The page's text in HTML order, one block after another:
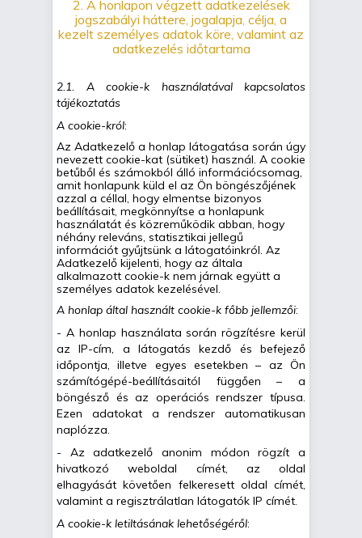
2. A honlapon végzett adatkezelések
jogszabályi háttere, jogalapja, célja, a
kezelt személyes adatok köre, valamint az
adatkezelés időtartama
2.1. A cookie-k használatával kapcsolatos
tájékoztatás
A cookie-król:
Az Adatkezelő a honlap látogatása során úgy
nevezett cookie-kat (sütiket) használ. A cookie
betűből és számokból álló információcsomag,
amit honlapunk küld el az Ön böngészőjének
azzal a céllal, hogy elmentse bizonyos
beállításait, megkönnyítse a honlapunk
használatát és közreműködik abban, hogy
néhány releváns, statisztikai jellegű
információt gyűjtsünk a látogatóinkról. Az
Adatkezelő kijelenti, hogy az általa
alkalmazott cookie-k nem járnak együtt a
személyes adatok kezelésével.
A honlap által használt cookie-k főbb jellemzői:
- A honlap használata során rögzítésre kerül
az IP-cím, a látogatás kezdő és befejező
időpontja, illetve egyes esetekben – az Ön
számítógépé-beállításaitól függően – a
böngésző és az operációs rendszer típusa.
Ezen adatokat a rendszer automatikusan
naplózza.
- Az adatkezelő anonim módon rögzít a
hivatkozó weboldal címét, az oldal
elhagyását követően felkeresett oldal címét,
valamint a regisztrálatlan látogatók IP címét.
A cookie-k letiltásának lehetőségéről: